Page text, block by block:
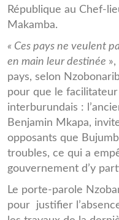
République au Chef-
Makamba.
« Ces pays ne veulent
en main leur destinée
pays, selon
pour que le
interburundais :
Benjamin Mkapa,
opposants que
troubles, ce qui a
gouvernement d’y
Le porte-parole
pour justifier